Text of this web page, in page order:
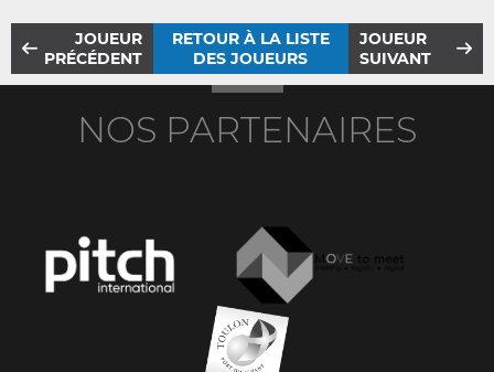
JOUEUR
PRÉCÉDENT
RETOUR À LA LISTE
DES JOUEURS
JOUEUR
SUIVANT
NOS PARTENAIRES